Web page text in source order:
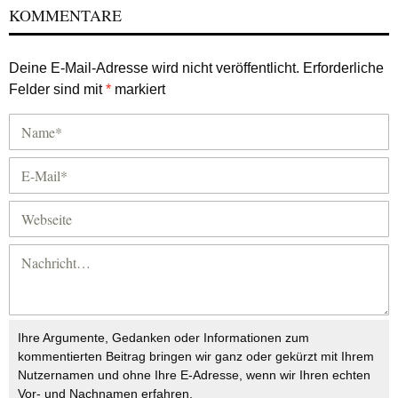
KOMMENTARE
Deine E-Mail-Adresse wird nicht veröffentlicht. Erforderliche
Felder sind mit* markiert
Ihre Argumente, Gedanken oder Informationen zum
kommentierten Beitrag bringen wir ganz oder gekürzt mit Ihrem
Nutzernamen und ohne Ihre E-Adresse, wenn wir Ihren echten
Vor- und Nachnamen erfahren.